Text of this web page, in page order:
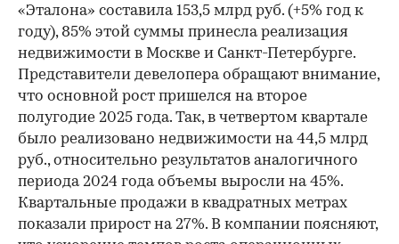
«Эталона» составила 153,5 млрд руб. (+5% год к
году), 85% этой суммы принесла реализация
недвижимости в Москве и Санкт-Петербурге.
Представители девелопера обращают внимание,
что основной рост пришелся на второе
полугодие 2025 года. Так, в четвертом квартале
было реализовано недвижимости на 44,5 млрд
руб., относительно результатов аналогичного
периода 2024 года объемы выросли на 45%.
Квартальные продажи в квадратных метрах
показали прирост на 27%. В компании поясняют,